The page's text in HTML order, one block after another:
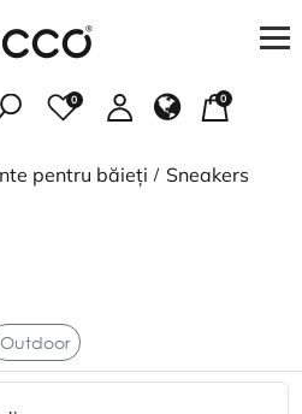
0 0
pentru băieți Sneakers
Outdoor